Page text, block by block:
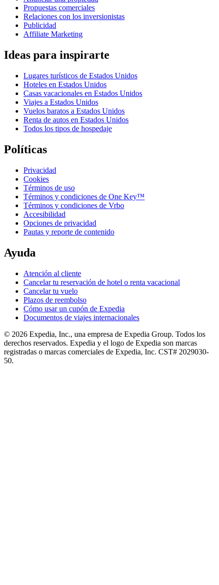
Propuestas comerciales
Relaciones con los inversionistas
Publicidad
Affiliate Marketing
Ideas para inspirarte
Lugares turísticos de Estados Unidos
Hoteles en Estados Unidos
Casas vacacionales en Estados Unidos
Viajes a Estados Unidos
Vuelos baratos a Estados Unidos
Renta de autos en Estados Unidos
Todos los tipos de hospedaje
Políticas
Privacidad
Cookies
Términos de uso
Términos y condiciones de One Key™
Términos y condiciones de Vrbo
Accesibilidad
Opciones de privacidad
Pautas y reporte de contenido
Ayuda
Atención al cliente
Cancelar tu reservación de hotel o renta vacacional
Cancelar tu vuelo
Plazos de reembolso
Cómo usar un cupón de Expedia
Documentos de viajes internacionales
© 2026 Expedia, Inc., una empresa de Expedia Group. Todos los
derechos reservados. Expedia y el logo de Expedia son marcas
registradas o marcas comerciales de Expedia, Inc. CST# 2029030-
50.